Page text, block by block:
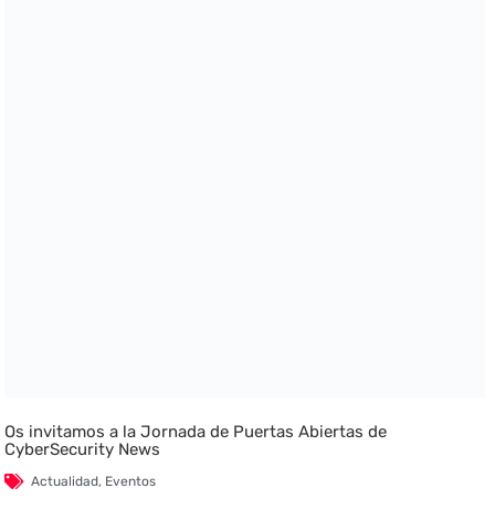
Os invitamos a la Jornada de Puertas Abiertas de
CyberSecurity News
Actualidad, Eventos